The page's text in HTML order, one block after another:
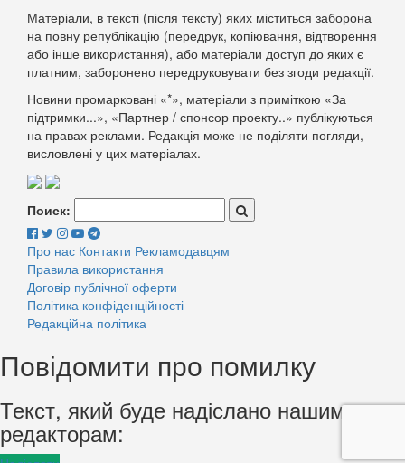
Матеріали, в тексті (після тексту) яких міститься заборона
на повну републікацію (передрук, копіювання, відтворення
або інше використання), або матеріали доступ до яких є
платним, заборонено передруковувати без згоди редакції.
Новини промарковані «*», матеріали з приміткою «За
підтримки...», «Партнер / спонсор проекту..» публікуються
на правах реклами. Редакція може не поділяти погляди,
висловлені у цих матеріалах.
Поиск:
Про нас Контакти Рекламодавцям
Правила використання
Договір публічної оферти
Політика конфіденційності
Редакційна політика
Повідомити про помилку
Текст, який буде надіслано нашим
редакторам: